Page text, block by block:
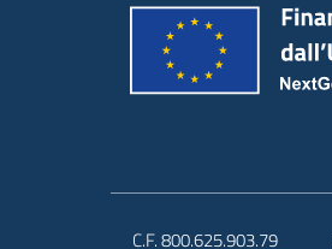
C.F. 800.625.903.79